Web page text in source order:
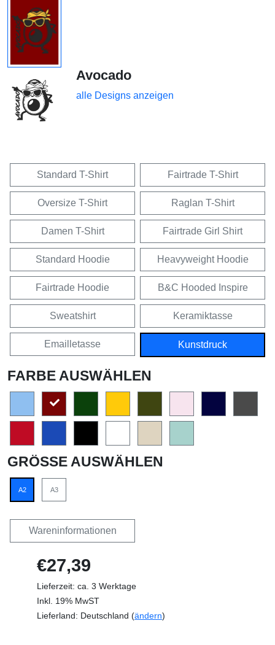
Avocado
alle Designs anzeigen
Standard T-Shirt Fairtrade T-Shirt
Oversize T-Shirt Raglan T-Shirt
Damen T-Shirt Fairtrade Girl Shirt
Standard Hoodie Heavyweight Hoodie
Fairtrade Hoodie B&C Hooded Inspire
Sweatshirt Keramiktasse
Emailletasse Kunstdruck
FARBE AUSWÄHLEN
GRÖSSE AUSWÄHLEN
A2 A3
Wareninformationen
€27,39
Lieferzeit: ca. 3 Werktage
Inkl. 19% MwST
Lieferland: Deutschland (ändern)